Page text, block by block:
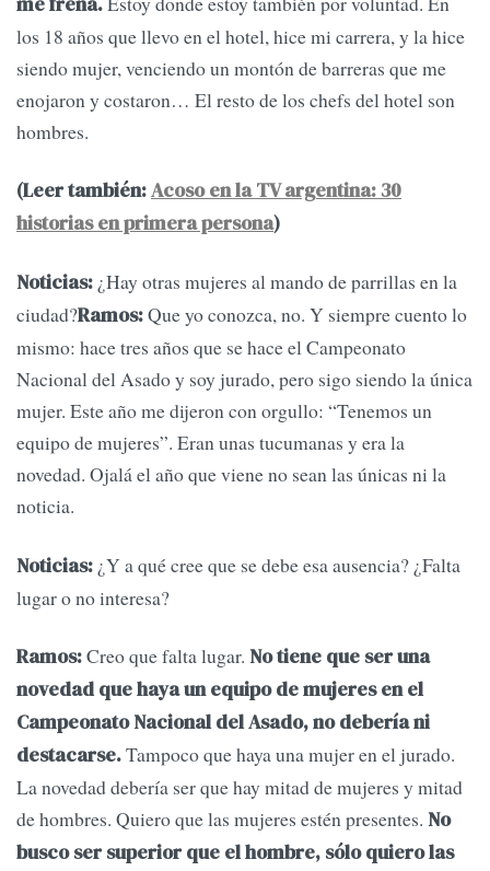
los 18 años que llevo en el hotel, hice mi carrera, y la hice
siendo mujer, venciendo un montón de barreras que me
enojaron y costaron… El resto de los chefs del hotel son
hombres.
(Leer también:Acoso en la TV argentina: 30
historias en primera persona)
Noticias: ¿Hay otras mujeres al mando de parrillas en la
ciudad?Ramos:Que yo conozca, no. Y siempre cuento lo
mismo: hace tres años que se hace el Campeonato
Nacional del Asado y soy jurado, pero sigo siendo la única
mujer. Este año me dijeron con orgullo: “Tenemos un
equipo de mujeres”. Eran unas tucumanas y era la
novedad. Ojalá el año que viene no sean las únicas ni la
noticia.
Noticias: ¿Y a qué cree que se debe esa ausencia? ¿Falta
lugar o no interesa?
Ramos:Creo que falta lugar. No tiene que ser una
novedad que haya un equipo de mujeres en el
Campeonato Nacional del Asado, no debería ni
destacarse.Tampoco que haya una mujer en el jurado.
La novedad debería ser que hay mitad de mujeres y mitad
de hombres. Quiero que las mujeres estén presentes. No
busco ser superior que el hombre, sólo quiero las